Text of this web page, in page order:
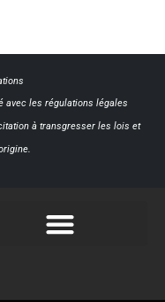
avec les régulations légales
à transgresser les lois et